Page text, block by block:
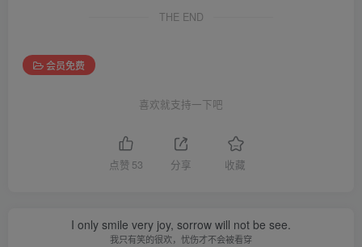
THE END
会员免费
喜欢就支持一下吧
点赞 53 分享 收藏
I only smile very joy, sorrow will not be see.
我只有笑的很欢，忧伤才不会被看穿